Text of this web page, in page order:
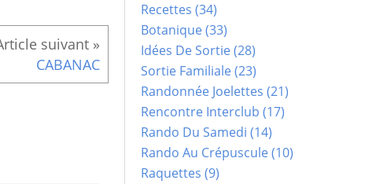
CABANAC
Recettes (34)
Botanique(33)
Idées De Sortie(28)
Sortie Familiale(23)
Randonnée Joelettes (21)
Rencontre Interclub (17)
Rando Du Samedi (14)
Rando Au Crépuscule(10)
Raquettes (9)